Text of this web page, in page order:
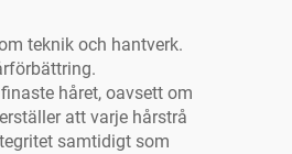
teknik och hantverk.
håret, oavsett om
att varje hårstrå
samtidigt som